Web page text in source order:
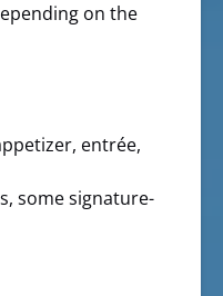
on the
entrée,
some signature-